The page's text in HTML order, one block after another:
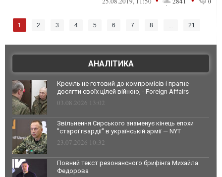
1 2 3 4 5 6 7 8 ... 21
АНАЛІТИКА
Кремль не готовий до компромісів і прагне
досягти своїх цілей війною, - Foreign Affairs
03.08.2026 13:02
Звільнення Сирського знаменує кінець епохи
"старої гвардії" в українській армії — NYT
23.07.2026 10:32
Повний текст резонансного брифінга Михайла
Федорова